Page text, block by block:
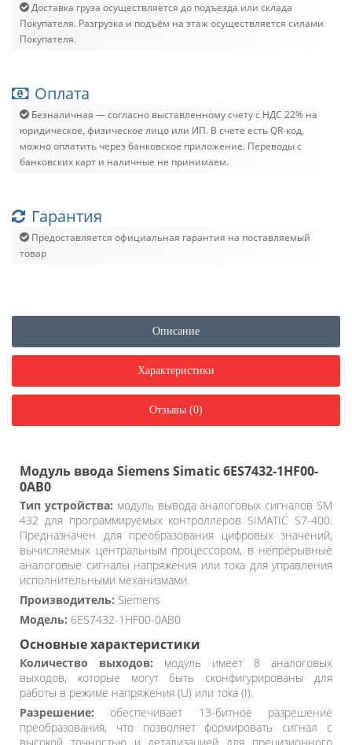
Доставка груза осуществляется до подъезда или склада
Покупателя. Разгрузка и подъём на этаж осуществляется силами
Покупателя.
Оплата
Безналичная — согласно выставленному счету c НДС 22% на
юридическое, физическое лицо или ИП. В счете есть QR-код,
можно оплатить через банковское приложение. Переводы с
банковских карт и наличные не принимаем.
Гарантия
Предоставляется официальная гарантия на поставляемый
товар
Описание
Характеристики
Отзывы (0)
Модуль ввода Siemens Simatic 6ES7432-1HF00-
0AB0
Тип устройства: модуль вывода аналоговых сигналов SM
432 для программируемых контроллеров SIMATIC S7-400.
Предназначен для преобразования цифровых значений,
вычисляемых центральным процессором, в непрерывные
аналоговые сигналы напряжения или тока для управления
исполнительными механизмами.
Производитель: Siemens
Модель: 6ES7432-1HF00-0AB0
Основные характеристики
Количество выходов: модуль имеет 8 аналоговых
выходов, которые могут быть сконфигурированы для
работы в режиме напряжения (U) или тока (I).
Разрешение: обеспечивает 13-битное разрешение
преобразования, что позволяет формировать сигнал с